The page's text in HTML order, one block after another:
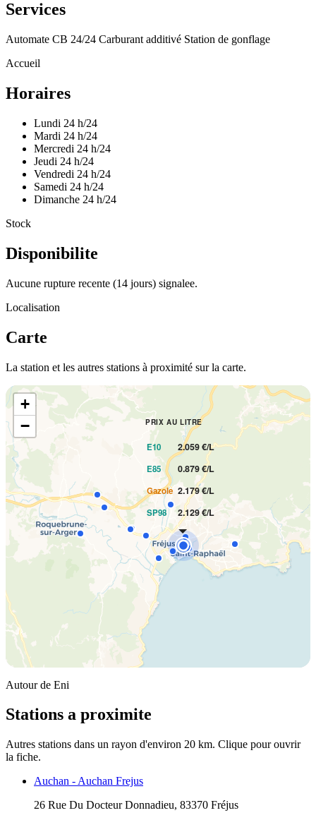
Services
Automate CB 24/24 Carburant additivé Station de gonflage
Accueil
Horaires
Lundi 24 h/24
Mardi 24 h/24
Mercredi 24 h/24
Jeudi 24 h/24
Vendredi 24 h/24
Samedi 24 h/24
Dimanche 24 h/24
Stock
Disponibilite
Aucune rupture recente (14 jours) signalee.
Localisation
Carte
La station et les autres stations à proximité sur la carte.
PRIX AU LITRE
E10 2.059 €/L
E85 0.879 €/L
Gazole 2.179 €/L
SP98 2.129 €/L
+
−
Autour de Eni
Stations a proximite
Autres stations dans un rayon d'environ 20 km. Clique pour ouvrir
la fiche.
Auchan - Auchan Frejus
26 Rue Du Docteur Donnadieu, 83370 Fréjus